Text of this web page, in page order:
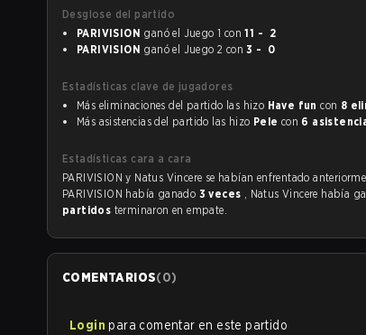
Desglose del partido
PARIVISION
ganó el Juego 1 con
11 - 2
PARIVISION
ganó el Juego 2 con 3 - 0
Estadísticas clave de jugadores
Más eliminaciones del partido las hizo Have fun con 8
Más asistencias del partido las hizo Pele con 6
Estadísticas cara a cara
PARIVISION y Natus Vincere se habían enfrentado
PARIVISION había ganado 3 veces , Natus Vincere había
partidos terminaron en empate.
COMENTARIOS(0)
Login para comentar en este partido